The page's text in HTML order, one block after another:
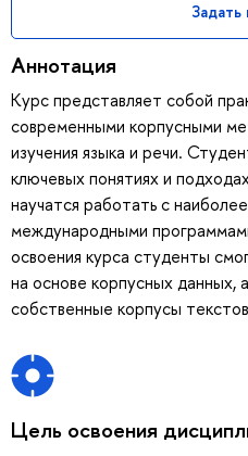
Задать
Аннотация
Курс представляет собой
современными корпусными
изучения языка и речи.
ключевых понятиях и
научатся работать с
международными
освоения курса студенты
на основе корпусных данных,
собственные корпусы
Цель освоения